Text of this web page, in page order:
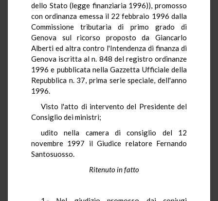
dello Stato (legge finanziaria 1996)), promosso
con ordinanza emessa il 22 febbraio 1996 dalla
Commissione tributaria di primo grado di
Genova sul ricorso proposto da Giancarlo
Alberti ed altra contro l'Intendenza di finanza di
Genova iscritta al n. 848 del registro ordinanze
1996 e pubblicata nella Gazzetta Ufficiale della
Repubblica n. 37, prima serie speciale, dell'anno
1996.
Visto l'atto di intervento del Presidente del
Consiglio dei ministri;
udito nella camera di consiglio del 12
novembre 1997 il Giudice relatore Fernando
Santosuosso.
Ritenuto in fatto